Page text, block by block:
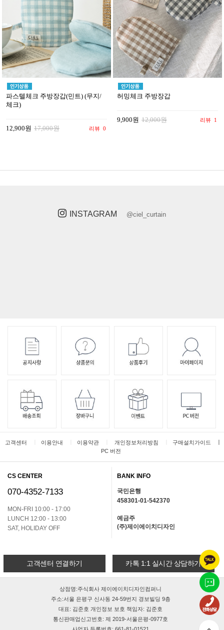
파스텔체크 주방장갑(민트) (무지/
체크)
12,900원 17,000원 리뷰 0
허밍체크 주방장갑
9,900원 12,000원 리뷰 1
INSTAGRAM @ciel_curtain
고객센터 이용안내 이용약관 개인정보처리방침 구매설치가이드
PC 버전
CS CENTER
070-4352-7133
MON-FRI 10:00 - 17:00
LUNCH 12:00 - 13:00
SAT, HOLIDAY OFF
BANK INFO
국민은행
458301-01-542370
예금주
(주)제이에이치디자인
고객센터 연결하기 카톡 1:1 실시간 상담하기
상점명:주식회사 제이에이치디자인컴퍼니
주소:서울 은평구 신사동 24-59번지 경보빌딩 9층
대표: 김준호 개인정보 보호 책임자: 김준호
통신판매업신고번호: 제 2019-서울은평-0977호